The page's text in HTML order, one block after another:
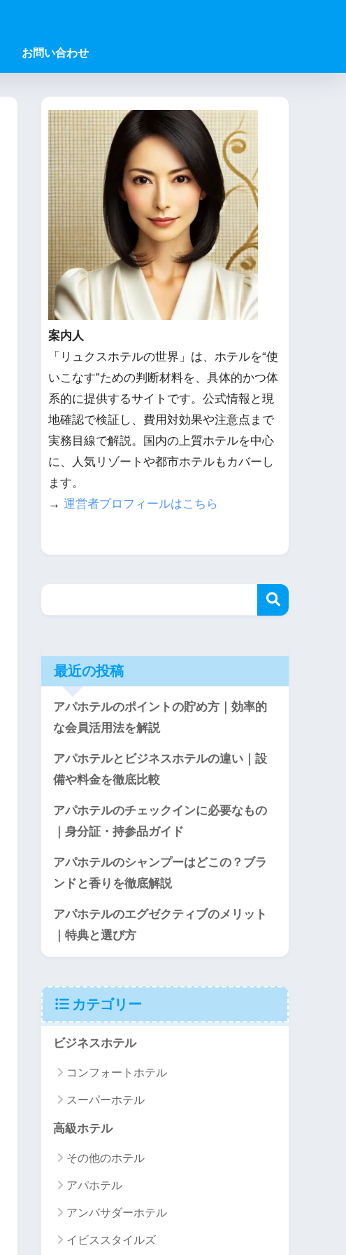
お問い合わせ
案内人
「リュクスホテルの世界」は、ホテルを“使
いこなす”ための判断材料を、具体的かつ体
系的に提供するサイトです。公式情報と現
地確認で検証し、費用対効果や注意点まで
実務目線で解説。国内の上質ホテルを中心
に、人気リゾートや都市ホテルもカバーし
ます。
→ 運営者プロフィールはこちら
最近の投稿
アパホテルのポイントの貯め方｜効率的
な会員活用法を解説
アパホテルとビジネスホテルの違い｜設
備や料金を徹底比較
アパホテルのチェックインに必要なもの
｜身分証・持参品ガイド
アパホテルのシャンプーはどこの？ブラ
ンドと香りを徹底解説
アパホテルのエグゼクティブのメリット
｜特典と選び方
カテゴリー
ビジネスホテル
コンフォートホテル
スーパーホテル
高級ホテル
その他のホテル
アパホテル
アンバサダーホテル
イビススタイルズ